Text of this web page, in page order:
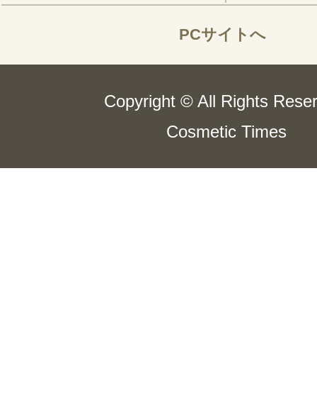
PCサイトへ
Copyright © All Rights
Cosmetic Times